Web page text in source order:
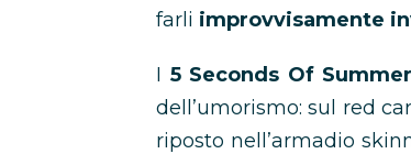
farli improvvisamente
I 5 Seconds Of Summer
dell’umorismo: sul red
riposto nell’armadio